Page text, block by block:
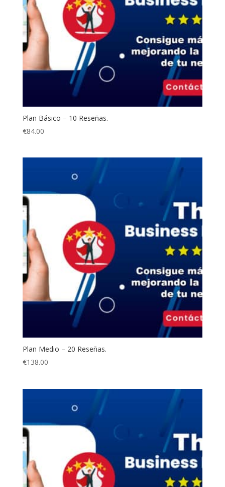
Plan Básico – 10 Reseñas.
€84.00
Plan Medio – 20 Reseñas.
€138.00